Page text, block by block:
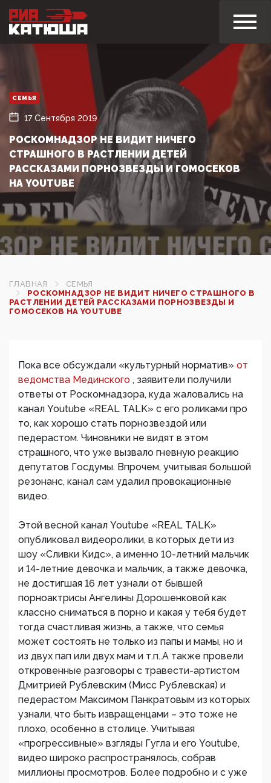
СЕМЬЯ
17 Сентября 2019
РОСКОМНАДЗОР НЕ ВИДИТ НИЧЕГО
СТРАШНОГО В РАСТЛЕНИИ ДЕТЕЙ
РАССКАЗАМИ ПОРНОЗВЕЗДЫ И ГОМОСЕКОВ
НА YOUTUBE
ГЛАВНАЯ
СЕМЬЯ
РОСКОМНАДЗОР НЕ ВИДИТ НИЧЕГО СТРАШНОГО В
РАСТЛЕНИИ ДЕТЕЙ РАССКАЗАМИ ПОРНОЗВЕЗДЫ И
ГОМОСЕКОВ НА YOUTUBE
Пока все обсуждали «культурный норматив» от
ведомства Мединского , заявители получили
ответы от Роскомнадзора, куда жаловались на
канал Youtube «REAL TALK» с его роликами про
то, как хорошо стать порнозвездой или
педерастом. Чиновники не видят в этом
страшного, что уже вызвало гневную реакцию
депутатов Госдумы. Впрочем, учитывая большой
резонанс, канал сам удалил провокационные
видео.
Этой весной канал Youtube «REAL TALK»
опубликовал видеоролики, в которых дети из
шоу «Сливки Кидс», а именно 10-летний мальчик
и 14-летние девочка и мальчик, а также девочка,
не достигшая 16 лет узнали от бывшей
порноактрисы Ангелины Дорошенковой как
классно сниматься в порно и какая у тебя будет
тогда счастливая жизнь, а также, что семья
может состоять не только из папы и мамы, но и
из двух пап или двух мам и т.п..А также провели
откровенные разговоры с травести-артистом
Дмитрией Рублевским (Мисс Рублевская) и
педерастом Максимом Панкратовым из которых
узнали, что быть извращенцами – это тоже не
плохо, особенно в столице. Учитывая
«прогрессивные» взгляды Гугла и его Youtube,
видео широко распространялось, собрав
миллионы просмотров. Более подробно и с уже